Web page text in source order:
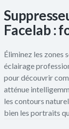
Facelab :
Éliminez les zones
éclairage
pour découvrir
atténue
les contours
bien les portraits